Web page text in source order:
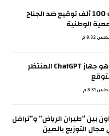
باريس.. نحو 100 ألف توقيع ضد الجناح
الوطنية
تقرير.. هذا هو جهاز ChatGPT المنتظر
بين “طيران الرياض” و”ترافل
التوزيع بالصين